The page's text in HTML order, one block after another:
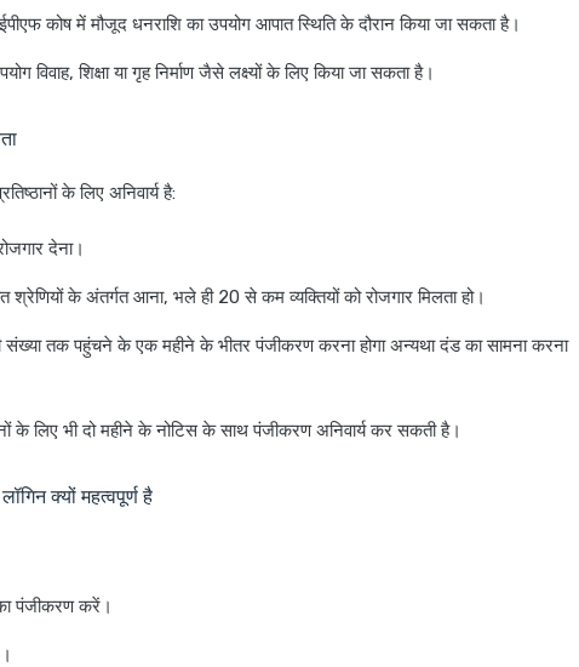
कोष में मौजूद धनराशि का उपयोग आपात स्थिति के दौरान किया जा सकता है।
विवाह, शिक्षा या गृह निर्माण जैसे लक्ष्यों के लिए किया जा सकता है।
के लिए अनिवार्य है:
देना।
श्रेणियों के अंतर्गत आना, भले ही 20 से कम व्यक्तियों को रोजगार मिलता हो।
संख्या तक पहुंचने के एक महीने के भीतर पंजीकरण करना होगा अन्यथा दंड का सामना करना
के लिए भी दो महीने के नोटिस के साथ पंजीकरण अनिवार्य कर सकती है।
क्यों महत्वपूर्ण है
का पंजीकरण करें।